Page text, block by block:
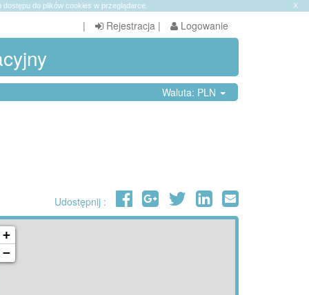
X
do plików cookies w przeglądarce.
| Rejestracja | Logowanie
Waluta: PLN
Udostępnij :
+
−